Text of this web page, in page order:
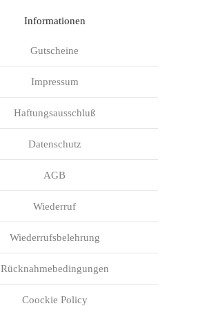
Informationen
Gutscheine
Impressum
Haftungsausschluß
Datenschutz
AGB
Wiederruf
Wiederrufsbelehrung
Rücknahmebedingungen
Coockie Policy